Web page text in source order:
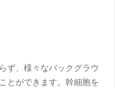
ず、様々なバックグラウ
とができます。幹細胞を